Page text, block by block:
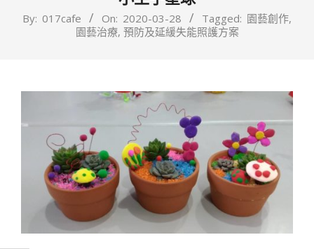
你
咖
啡
By: 017cafe On: 2020-03-28 Tagged: 園藝創作,
園藝治療, 預防及延緩失能照護方案